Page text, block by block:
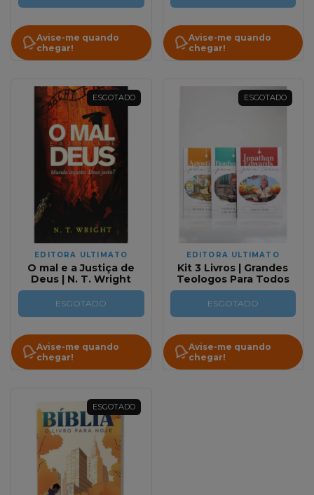
Avise-me quando
chegar!
Avise-me quando
chegar!
ESGOTADO
EDITORA ULTIMATO
O mal e a Justiça de
Deus | N. T. Wright
ESGOTADO
Avise-me quando
chegar!
ESGOTADO
EDITORA ULTIMATO
Kit 3 Livros | Grandes
Teologos Para Todos
ESGOTADO
Avise-me quando
chegar!
ESGOTADO